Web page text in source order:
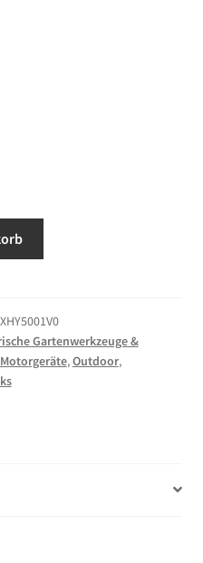
Gartenwerkzeuge &
,Outdoor,